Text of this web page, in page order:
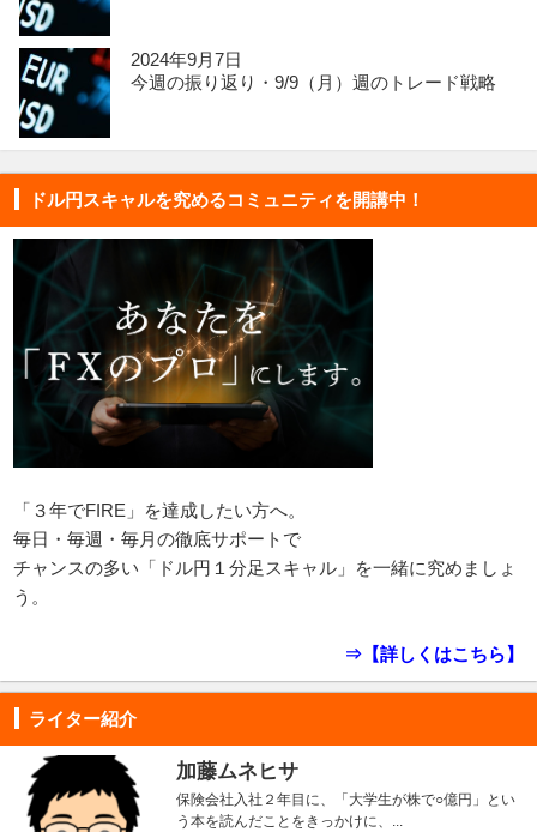
2024年9月7日
今週の振り返り・9/9（月）週のトレード戦略
ドル円スキャルを究めるコミュニティを開講中！
「３年でFIRE」を達成したい方へ。
毎日・毎週・毎月の徹底サポートで
チャンスの多い「ドル円１分足スキャル」を一緒に究めましょ
う。
⇒【詳しくはこちら】
ライター紹介
加藤ムネヒサ
保険会社入社２年目に、「大学生が株で○億円」とい
う本を読んだことをきっかけに、...